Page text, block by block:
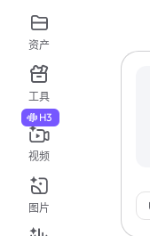
资产
工具
视频
H3
图片